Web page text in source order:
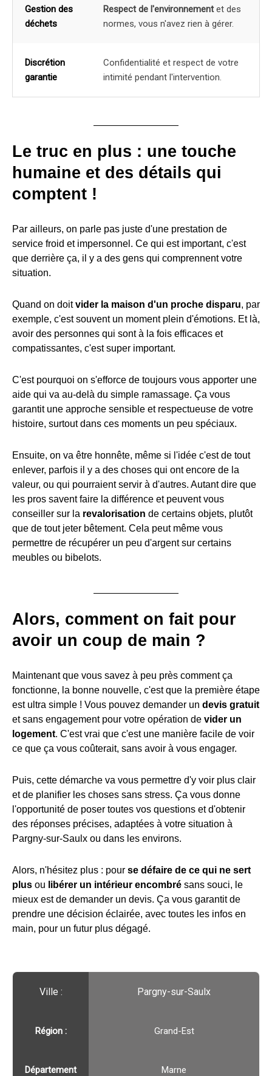
Gestion des
déchets
Respect de l'environnementet des
normes, vous n'avez rien à gérer.
Discrétion
garantie
Confidentialité et respect de votre
intimité pendant l'intervention.
Le truc en plus : une touche
humaine et des détails qui
comptent !
Par ailleurs, on parle pas juste d'une prestation de
service froid et impersonnel. Ce qui est important, c'est
que derrière ça, il y a des gens qui comprennent votre
situation.
Quand on doitvider la maison d'un proche disparu, par
exemple, c'est souvent un moment plein d'émotions. Et là,
avoir des personnes qui sont à la fois efficaces et
compatissantes, c'est super important.
C'est pourquoi on s'efforce de toujours vous apporter une
aide qui va au-delà du simple ramassage. Ça vous
garantit une approche sensible et respectueuse de votre
histoire, surtout dans ces moments un peu spéciaux.
Ensuite, on va être honnête, même si l'idée c'est de tout
enlever, parfois il y a des choses qui ont encore de la
valeur, ou qui pourraient servir à d'autres. Autant dire que
les pros savent faire la différence et peuvent vous
conseiller sur la revalorisation de certains objets, plutôt
que de tout jeter bêtement. Cela peut même vous
permettre de récupérer un peu d'argent sur certains
meubles ou bibelots.
Alors, comment on fait pour
avoir un coup de main ?
Maintenant que vous savez à peu près comment ça
fonctionne, la bonne nouvelle, c'est que la première étape
est ultra simple ! Vous pouvez demander un devis gratuit
et sans engagement pour votre opération de vider un
logement. C'est vrai que c'est une manière facile de voir
ce que ça vous coûterait, sans avoir à vous engager.
Puis, cette démarche va vous permettre d'y voir plus clair
et de planifier les choses sans stress. Ça vous donne
l'opportunité de poser toutes vos questions et d'obtenir
des réponses précises, adaptées à votre situation à
Pargny-sur-Saulx ou dans les environs.
Alors, n'hésitez plus : pour se défaire de ce qui ne sert
plus ou libérer un intérieur encombré sans souci, le
mieux est de demander un devis. Ça vous garantit de
prendre une décision éclairée, avec toutes les infos en
main, pour un futur plus dégagé.
Ville :️ Pargny-sur-Saulx
Région :️ Grand-Est
Département
Marne